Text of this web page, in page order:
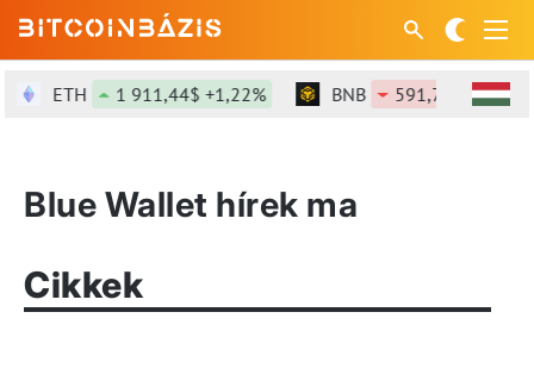
ETH 1 911,44$ +1,22% BNB 591,75$ -1,19%
Blue Wallet hírek ma
Cikkek